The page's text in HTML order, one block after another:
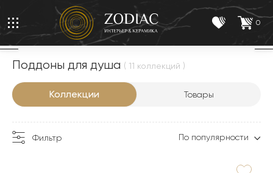
0
Поддоны для душа ( 11 коллекций )
Коллекции Товары
Фильтр По популярности